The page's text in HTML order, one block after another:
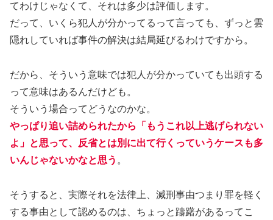
てわけじゃなくて、それは多少は評価します。
だって、いくら犯人が分かってるって言っても、ずっと雲
隠れしていれば事件の解決は結局延びるわけですから。
だから、そういう意味では犯人が分かっていても出頭する
って意味はあるんだけども。
そういう場合ってどうなのかな。
やっぱり追い詰められたから「もうこれ以上逃げられない
よ」と思って、反省とは別に出て行くっていうケースも多
いんじゃないかなと思う。
そうすると、実際それを法律上、減刑事由つまり罪を軽く
する事由として認めるのは、ちょっと躊躇があるってこ